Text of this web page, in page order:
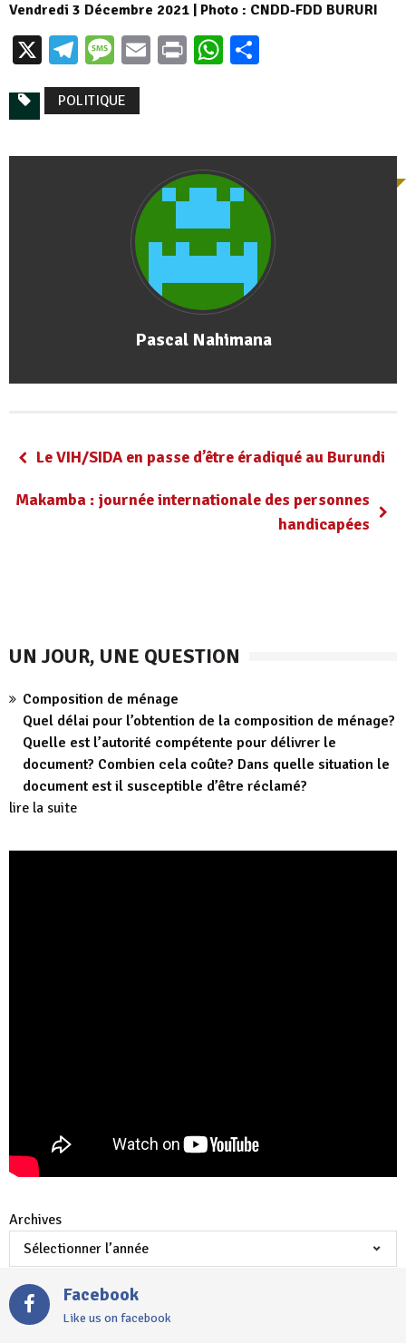
Vendredi 3 Décembre 2021 | Photo : CNDD-FDD BURURI
X Telegram
Message
EmailPrintWhatsApp
POLITIQUE
Pascal Nahimana
Le VIH/SIDA en passe d’être éradiqué au Burundi
Makamba : journée internationale des personnes
handicapées
UN JOUR, UNE QUESTION
Composition de ménage
Quel délai pour l’obtention de la composition de ménage?
Quelle est l’autorité compétente pour délivrer le
document? Combien cela coûte? Dans quelle situation le
document est il susceptible d’être réclamé?
lire la suite
Archives
Facebook
Like us on facebook